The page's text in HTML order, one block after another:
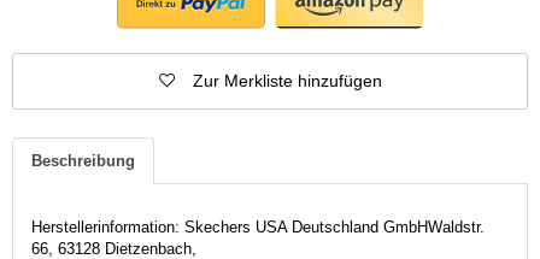
Zur Merkliste hinzufügen
Beschreibung
Herstellerinformation: Skechers USA Deutschland GmbHWaldstr.
66, 63128 Dietzenbach,